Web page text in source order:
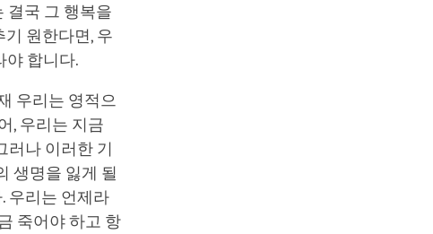
결국 그 행복을
원한다면, 우
야 합니다.
우리는 영적으
, 우리는 지금
나 이러한 기
생명을 잃게 될
우리는 언제라
죽어야 하고 항